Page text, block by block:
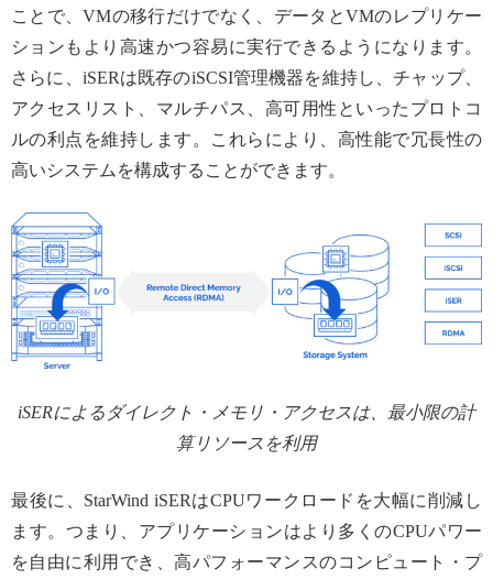
ことで、VMの移行だけでなく、データとVMのレプリケー
ションもより高速かつ容易に実行できるようになります。
さらに、iSERは既存のiSCSI管理機器を維持し、チャップ、
アクセスリスト、マルチパス、高可用性といったプロトコ
ルの利点を維持します。これらにより、高性能で冗長性の
高いシステムを構成することができます。
iSERによるダイレクト・メモリ・アクセスは、最小限の計
算リソースを利用
最後に、StarWind iSERはCPUワークロードを大幅に削減し
ます。つまり、アプリケーションはより多くのCPUパワー
を自由に利用でき、高パフォーマンスのコンピュート・プ